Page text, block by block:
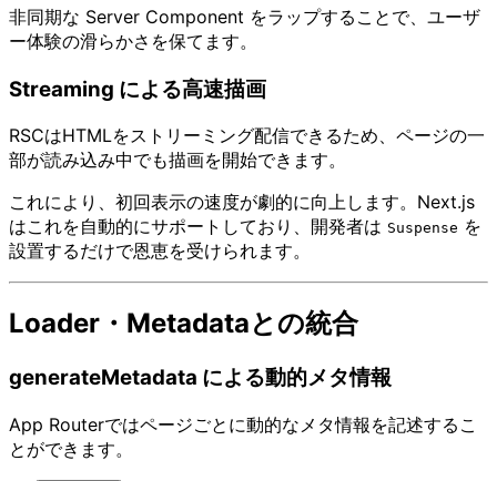
非同期な Server Component をラップすることで、ユーザ
ー体験の滑らかさを保てます。
Streaming による高速描画
RSCはHTMLをストリーミング配信できるため、ページの一
部が読み込み中でも描画を開始できます。
これにより、初回表示の速度が劇的に向上します。Next.js
はこれを自動的にサポートしており、開発者は Suspense を
設置するだけで恩恵を受けられます。
Loader・Metadataとの統合
generateMetadata による動的メタ情報
App Routerではページごとに動的なメタ情報を記述するこ
とができます。